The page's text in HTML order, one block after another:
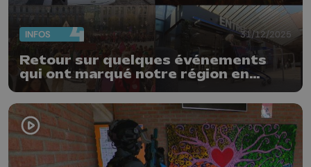
INFOS 31/12/2025
Retour sur quelques événements
qui ont marqué notre région en
2025